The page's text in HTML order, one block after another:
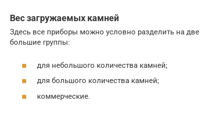
Вес загружаемых камней
Здесь все приборы можно условно разделить на две
большие группы:
для небольшого количества камней;
для большого количества камней;
коммерческие.